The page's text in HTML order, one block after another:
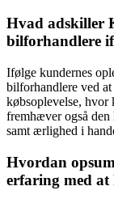
Hvad adskiller
bilforhandlere
Ifølge kundernes
bilforhandlere ved
købsoplevelse, hvor
fremhæver også den
samt ærlighed i
Hvordan
erfaring med at